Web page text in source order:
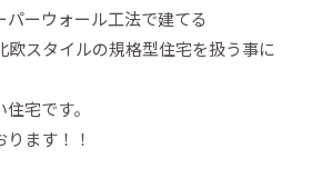
ーウォール工法で建てる
欧スタイルの規格型住宅を扱う事に
宅です。
ます！！